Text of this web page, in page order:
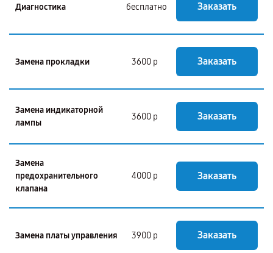
Диагностика бесплатно Заказать
Замена прокладки 3600 р Заказать
Замена индикаторной
лампы
3600 р Заказать
Замена
предохранительного
клапана
4000 р Заказать
Замена платы управления 3900 р Заказать